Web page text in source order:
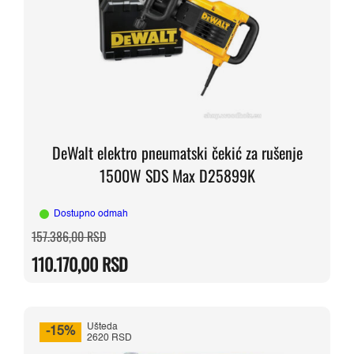
DeWalt elektro pneumatski čekić za rušenje
1500W SDS Max D25899K
Dostupno odmah
157.386,00RSDOriginalna
cena
bila:
157.386,00 RSD.
110.170,00RSD
Trenutna
cena
110.170,00 RSD.
-15%
Ušteda
2620 RSD